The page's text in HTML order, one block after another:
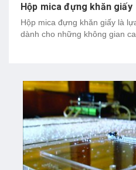
Hộp mica đựng khăn giấy
Hộp mica đựng khăn giấy là
dành cho những không gian